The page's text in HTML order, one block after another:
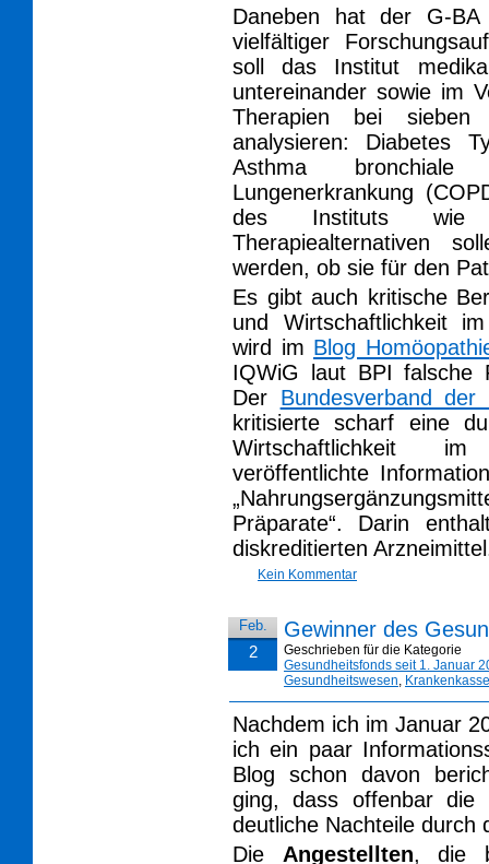
Daneben hat der G-
vielfältiger
soll das Institut
untereinander sowie im
Therapien bei sieben
analysieren: Diabetes
Asthma
Lungenerkrankung
des Instituts wie
Therapiealternativen
werden, ob sie für den
Es gibt auch kritische
und Wirtschaftlichkeit
wird im Blog
IQWiG laut BPI falsche
Der Bundesverband
kritisierte scharf eine
Wirtschaftlichkeit im
veröffentlichte
Präparate“. Darin
diskreditierten
Kein Kommentar
Feb.
2
Gewinner des
Geschrieben für die Kategorie
Gesundheitsfonds seit 1. Januar
Gesundheitswesen,
Nachdem ich im Januar
ich ein paar
Blog schon davon
ging, dass offenbar die
deutliche Nachteile durch
Die Angestellten, die